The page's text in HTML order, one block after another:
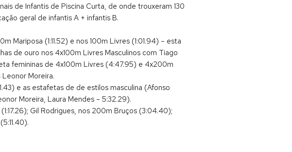
de Infantis de Piscina Curta, de onde trouxeram 130
geral de infantis A + infantis B.
Mariposa (1:11.52) e nos 100m Livres (1:01.94) – esta
de ouro nos 4x100m Livres Masculinos com Tiago
femininas de 4x100m Livres (4:47.95) e 4x200m
Moreira.
e as estafetas de de estilos masculina (Afonso
Moreira, Laura Mendes – 5:32.29).
Gil Rodrigues, nos 200m Bruços (3:04.40);